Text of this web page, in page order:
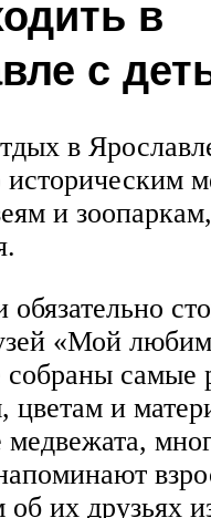
в
с
в
историческим
и
«Мой
самые
цветам и
об их друзьях